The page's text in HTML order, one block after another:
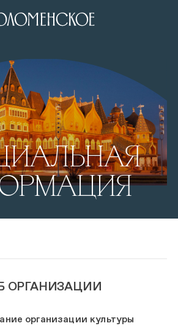
ОРГАНИЗАЦИИ
организации культуры